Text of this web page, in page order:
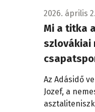
2026. április
Mi a titka
szlovákiai
Az Adásidő
Jozef, a